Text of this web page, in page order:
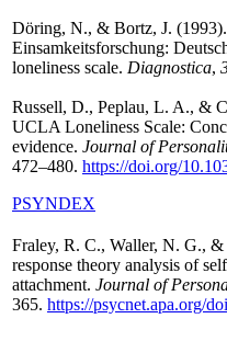
Döring, N., & Bortz, J.
Einsamkeitsforschung:
loneliness scale. Diagnostica,
Russell, D., Peplau, L. A., &
UCLA Loneliness Scale:
evidence. Journal of
472–480. https://doi.org/
PSYNDEX
Fraley, R. C., Waller, N. G.,
response theory analysis of
attachment. Journal of
365. https://psycnet.apa.org/